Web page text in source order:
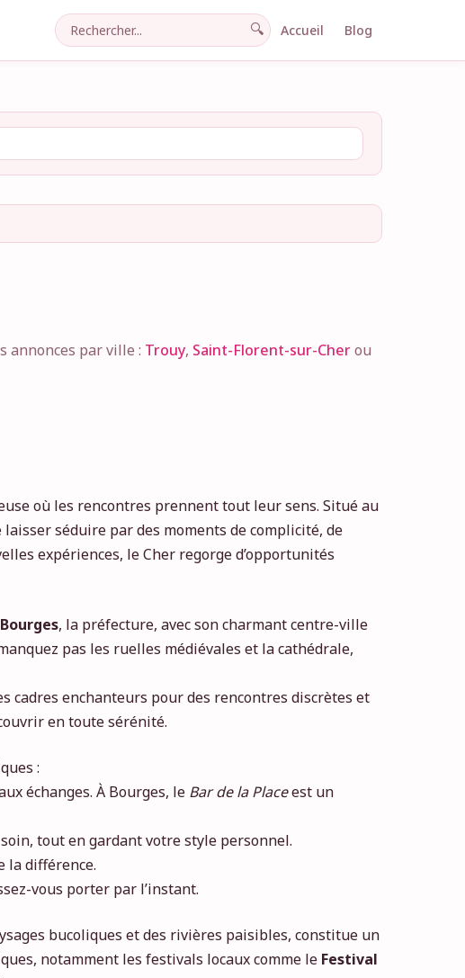
🔍 Accueil Blog
annonces par ville : Trouy, Saint-Florent-sur-Cherou
où les rencontres prennent tout leur sens. Situé au
séduire par des moments de complicité, de
expériences, le Cher regorge d’opportunités
Bourges, la préfecture, avec son charmant centre-ville
pas les ruelles médiévales et la cathédrale,
cadres enchanteurs pour des rencontres discrètes et
en toute sérénité.
:
échanges. À Bourges, le Bar de la Placeest un
tout en gardant votre style personnel.
la différence.
vous porter par l’instant.
bucoliques et des rivières paisibles, constitue un
notamment les festivals locaux comme le Festival